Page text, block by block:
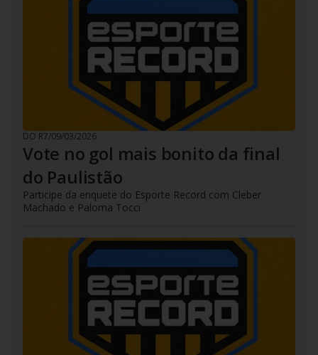
DO R7/09/03/2026
Vote no gol mais bonito da final
do Paulistão
Participe da enquete do Esporte Record com Cleber
Machado e Paloma Tocci